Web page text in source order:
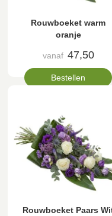
Rouwboeket warm
oranje
vanaf 47,50
Bestellen
Rouwboeket Paars